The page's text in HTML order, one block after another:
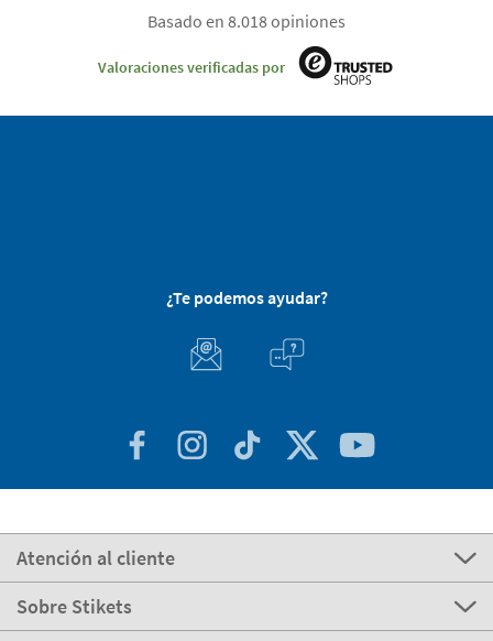
Basado en 8.018 opiniones
Valoraciones verificadas por
¿Te podemos ayudar?
Atención al cliente
Sobre Stikets